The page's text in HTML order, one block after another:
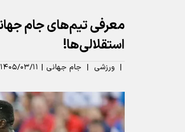
استقلالی‌ها!
| ورزشی | جام جهانی | ۱۴۰۵/۰۳/۱۱